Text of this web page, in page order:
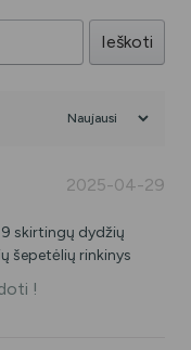
Ieškoti
2025-04-29
9 skirtingų dydžių
šepetėlių rinkinys
!